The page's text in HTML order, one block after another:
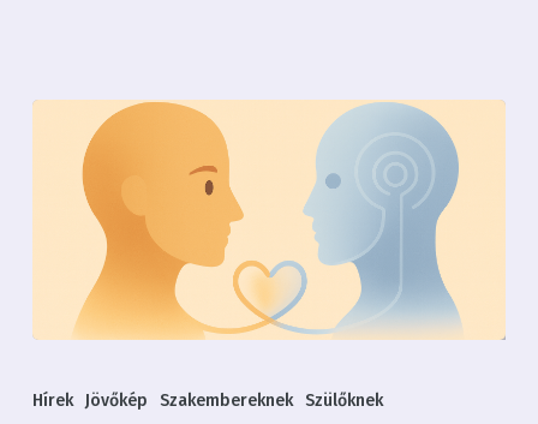
Kisokos
Hírek Jövőkép Szakembereknek Szülőknek